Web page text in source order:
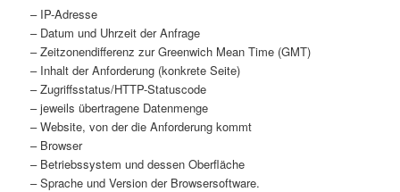
– IP-Adresse
– Datum und Uhrzeit der Anfrage
– Zeitzonendifferenz zur Greenwich Mean Time (GMT)
– Inhalt der Anforderung (konkrete Seite)
– Zugriffsstatus/HTTP-Statuscode
– jeweils übertragene Datenmenge
– Website, von der die Anforderung kommt
– Browser
– Betriebssystem und dessen Oberfläche
– Sprache und Version der Browsersoftware.